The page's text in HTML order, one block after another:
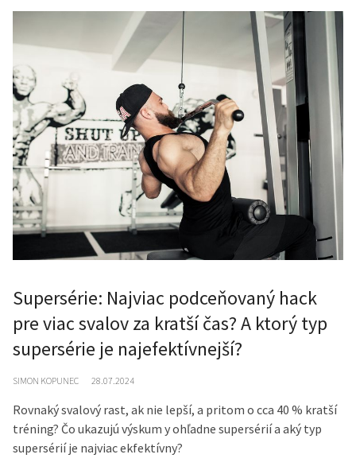
Supersérie: Najviac podceňovaný hack
pre viac svalov za kratší čas? A ktorý typ
supersérie je najefektívnejší?
SIMON KOPUNEC 28.07.2024
Rovnaký svalový rast, ak nie lepší, a pritom o cca 40 % kratší
tréning? Čo ukazujú výskum y ohľadne supersérií a aký typ
supersérií je najviac ekfektívny?